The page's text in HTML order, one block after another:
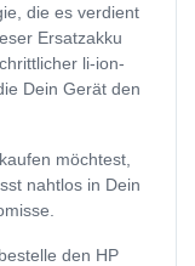
die es verdient
Ersatzakku
li-ion-
Dein Gerät den
möchtest,
nahtlos in Dein
den HP